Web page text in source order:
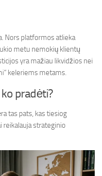
Nors platformos atlieka
metu nemokių klientų
yra mažiau likvidžios nei
keleriems metams.
pradėti?
tas pats, kas tiesiog
reikalauja strateginio